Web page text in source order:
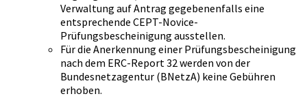
Verwaltung auf Antrag gegebenenfalls eine
entsprechende CEPT-Novice-
Prüfungsbescheinigung ausstellen.
Für die Anerkennung einer Prüfungsbescheinigung
nach dem ERC-Report 32 werden von der
Bundesnetzagentur (BNetzA) keine Gebühren
erhoben.